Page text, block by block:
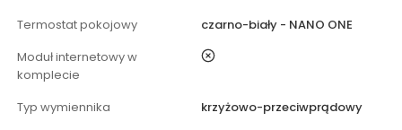
Termostat pokojowy
czarno-biały - NANO ONE
Moduł internetowy w
komplecie
nie
Typ wymiennika
krzyżowo-przeciwprądowy